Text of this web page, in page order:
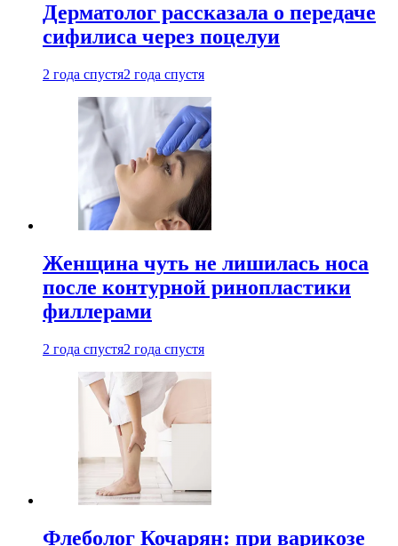
Дерматолог рассказала о передаче
сифилиса через поцелуи
2 года спустя2 года спустя
Женщина чуть не лишилась носа
после контурной ринопластики
филлерами
2 года спустя2 года спустя
Флеболог Кочарян: при варикозе